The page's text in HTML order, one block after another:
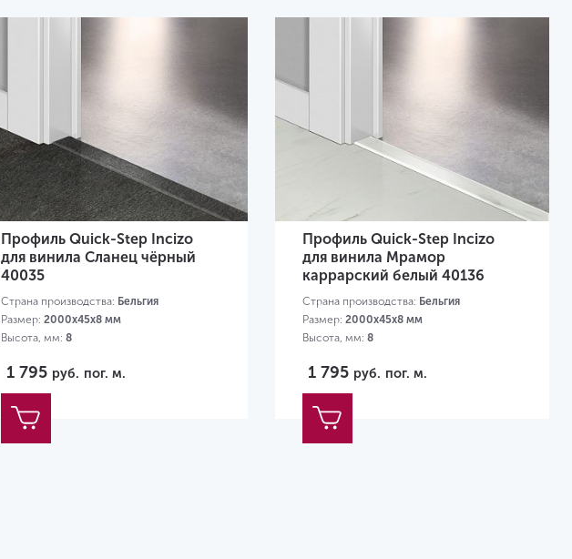
Профиль Quick-Step Incizo
для винила Сланец чёрный
40035
Страна производства: Бельгия
Размер: 2000х45х8 мм
Высота, мм: 8
1 795 руб. пог. м.
Профиль Quick-Step Incizo
для винила Мрамор
каррарский белый 40136
Страна производства: Бельгия
Размер: 2000х45х8 мм
Высота, мм: 8
1 795 руб. пог. м.